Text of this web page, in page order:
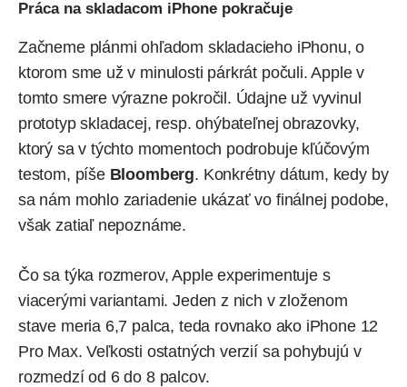
Práca na skladacom iPhone pokračuje
Začneme plánmi ohľadom skladacieho iPhonu, o
ktorom sme už v minulosti párkrát počuli. Apple v
tomto smere výrazne pokročil. Údajne už vyvinul
prototyp skladacej, resp. ohýbateľnej obrazovky,
ktorý sa v týchto momentoch podrobuje kľúčovým
testom, píše Bloomberg. Konkrétny dátum, kedy by
sa nám mohlo zariadenie ukázať vo finálnej podobe,
však zatiaľ nepoznáme.
Čo sa týka rozmerov, Apple experimentuje s
viacerými variantami. Jeden z nich v zloženom
stave meria 6,7 palca, teda rovnako ako iPhone 12
Pro Max. Veľkosti ostatných verzií sa pohybujú v
rozmedzí od 6 do 8 palcov.